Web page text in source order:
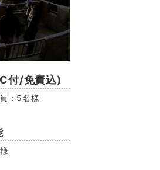
付/免責込)
：5名様